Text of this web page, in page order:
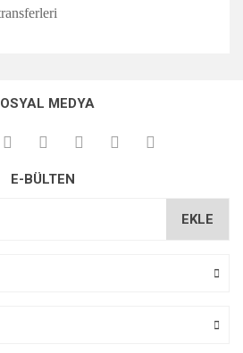
teşekkür ederiz.
bilgiler bulunuyor.
MEDYA
E-BÜLTEN
EKLE